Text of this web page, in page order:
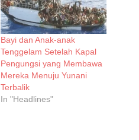
Bayi dan Anak-anak
Tenggelam Setelah Kapal
Pengungsi yang Membawa
Mereka Menuju Yunani
Terbalik
In "Headlines"